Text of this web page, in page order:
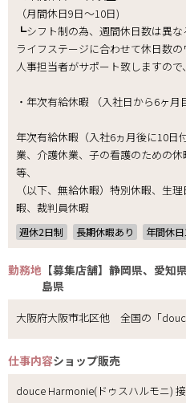
（月間休日9日～10日)
┗シフト制の為、週間休日数は異な
ライフステージに合わせて休日数の
人事担当者がサポート致しますの
・年次有給休暇 （入社日から6ヶ月
年次有給休暇（入社6ヵ月後に10日
業、介護休業、子の看護のための
等、
（以下、無給休暇）特別休暇、生
暇、裁判員休暇
週休2日制 長期休暇あり 年間休
勤務地 【募集店舗】静岡県、愛知
島県
大阪府大阪市北区他 全国の「
仕事内容ショップ販売
douce Harmonie(ドゥスハルモニ)